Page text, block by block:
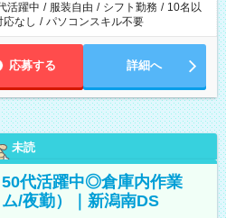
活躍中 / 服装自由 / シフト勤務 / 10名以
応なし / パソコンスキル不要
応募する 詳細へ
未読
代活躍中◎倉庫内作業
/夜勤）｜新潟南DS